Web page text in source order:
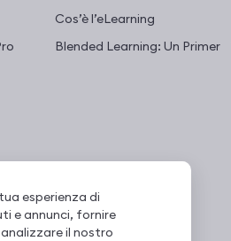
Cos’è l’eLearning
Blended Learning: Un Primer
esperienza di
e annunci, fornire
il nostro